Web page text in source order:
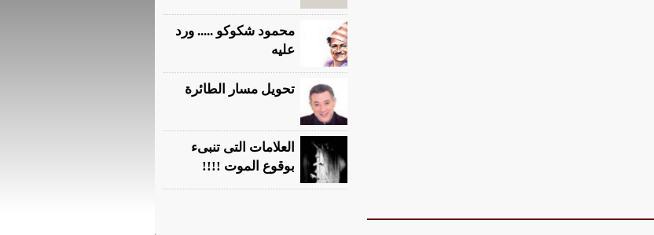
محمود شكوكو ..... ورد
عليه
تحويل مسار الطائرة
العلامات التى تنبىء
بوقوع الموت !!!!